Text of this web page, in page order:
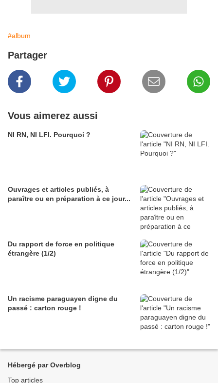
#album
Partager
Vous aimerez aussi
NI RN, NI LFI. Pourquoi ?
Ouvrages et articles publiés, à
paraître ou en préparation à ce jour...
Du rapport de force en politique
étrangère (1/2)
Un racisme paraguayen digne du
passé : carton rouge !
Hébergé par Overblog
Top articles